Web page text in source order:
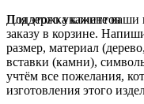
Для этого укажите ваши
заказу в корзине.
размер, материал
вставки (камни),
учтём все пожелания,
изготовления этого
Поддержка клиентов